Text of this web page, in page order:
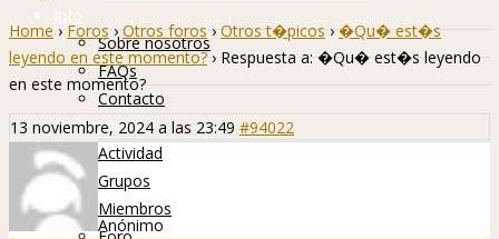
Info
Sobre nosotros
FAQs
Contacto
Hislibreños
Actividad
Grupos
Miembros
Home › Foros › Otros foros › Otros t�picos › �Qu� est�s
leyendo en este momento? › Respuesta a: �Qu� est�s leyendo
en este momento?
13 noviembre, 2024 a las 23:49 #94022
Anónimo